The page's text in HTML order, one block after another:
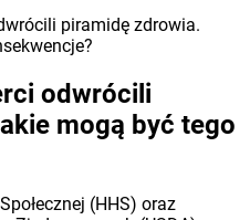
piramidę zdrowia.
odwrócili
mogą być tego
(HHS) oraz